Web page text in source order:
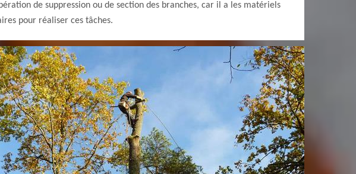
de suppression ou de section des branches, car il a les matériels
pour réaliser ces tâches.